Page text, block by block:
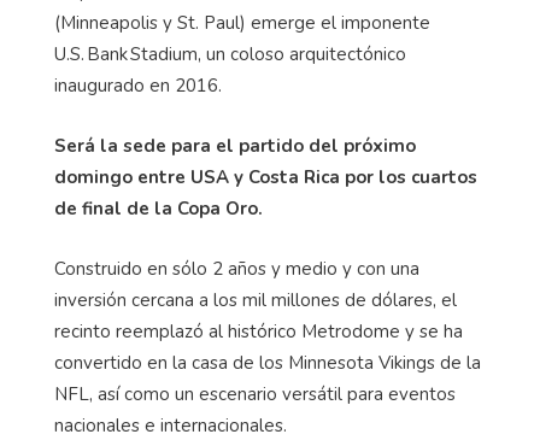
(Minneapolis y St. Paul) emerge el imponente
U.S. Bank Stadium, un coloso arquitectónico
inaugurado en 2016.
Será la sede para el partido del próximo
domingo entre USA y Costa Rica por los cuartos
de final de la Copa Oro.
Construido en sólo 2 años y medio y con una
inversión cercana a los mil millones de dólares, el
recinto reemplazó al histórico Metrodome y se ha
convertido en la casa de los Minnesota Vikings de la
NFL, así como un escenario versátil para eventos
nacionales e internacionales.